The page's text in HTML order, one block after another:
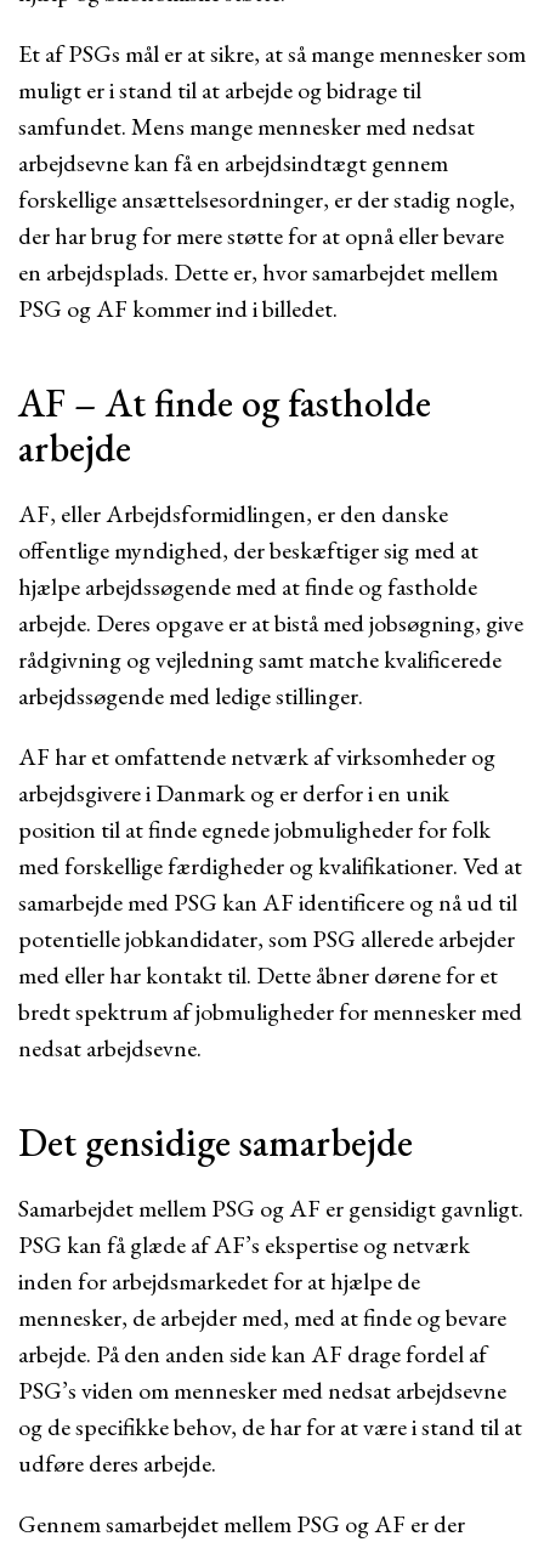
Et af PSGs mål er at sikre, at så mange mennesker som
muligt er i stand til at arbejde og bidrage til
samfundet. Mens mange mennesker med nedsat
arbejdsevne kan få en arbejdsindtægt gennem
forskellige ansættelsesordninger, er der stadig nogle,
der har brug for mere støtte for at opnå eller bevare
en arbejdsplads. Dette er, hvor samarbejdet mellem
PSG og AF kommer ind i billedet.
AF – At finde og fastholde
arbejde
AF, eller Arbejdsformidlingen, er den danske
offentlige myndighed, der beskæftiger sig med at
hjælpe arbejdssøgende med at finde og fastholde
arbejde. Deres opgave er at bistå med jobsøgning, give
rådgivning og vejledning samt matche kvalificerede
arbejdssøgende med ledige stillinger.
AF har et omfattende netværk af virksomheder og
arbejdsgivere i Danmark og er derfor i en unik
position til at finde egnede jobmuligheder for folk
med forskellige færdigheder og kvalifikationer. Ved at
samarbejde med PSG kan AF identificere og nå ud til
potentielle jobkandidater, som PSG allerede arbejder
med eller har kontakt til. Dette åbner dørene for et
bredt spektrum af jobmuligheder for mennesker med
nedsat arbejdsevne.
Det gensidige samarbejde
Samarbejdet mellem PSG og AF er gensidigt gavnligt.
PSG kan få glæde af AF’s ekspertise og netværk
inden for arbejdsmarkedet for at hjælpe de
mennesker, de arbejder med, med at finde og bevare
arbejde. På den anden side kan AF drage fordel af
PSG’s viden om mennesker med nedsat arbejdsevne
og de specifikke behov, de har for at være i stand til at
udføre deres arbejde.
Gennem samarbejdet mellem PSG og AF er der